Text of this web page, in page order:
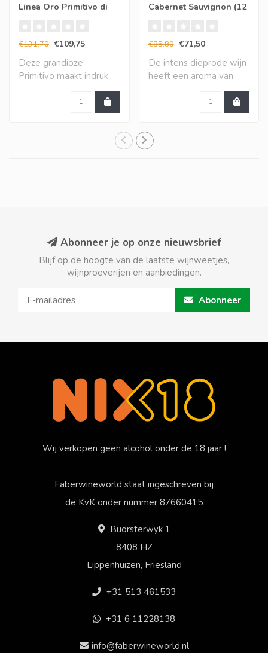
Linea Oro Primitivo di
€131,70 €109,75
Deze grandioze
Primitivo maakt indruk
met een vol en zeer in..
Cabernet Sauvignon (12
€85,80 €71,50
De intens dieprode wijn
heeft een aroma van
Abonneer je op onze nieuwsbrief
Blijf op de hoogte van de laatste wijnweetjes,
wijnproeverijen en aanbiedingen.
Abonneer
Wij verkopen geen alcohol onder de 18 jaar !
Faberwineworld staat ingeschreven bij
de KvK onder nummer 87660415
Buorsterwyk 1
8408 HZ
Lippenhuizen, Friesland
+31 513 461533
+31 6 11228138
info@faberwineworld.nl